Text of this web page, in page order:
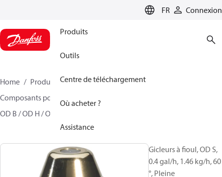
FR Connexion
Produits
Outils
Centre de téléchargement
Où acheter ?
Assistance
Home Produits
Climate Solutions - chauffage
Composants pour brûleur
OD B / OD H / OD S
Gicleurs à fioul, OD S,
0.4 gal/h, 1.46 kg/h, 60
°, Pleine